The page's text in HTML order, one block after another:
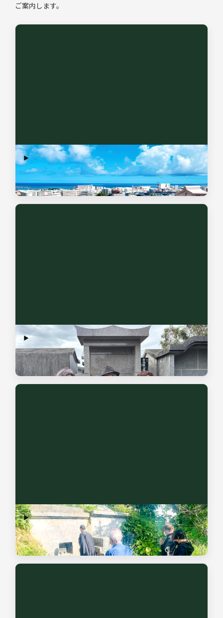
ご案内します。
お墓の建立・販売
お墓を建てるための土地をお持ちでない方へ、好立地で環境
の整った土地付きのお墓をご提案いたします。
お墓の修理
改修・補修のご相談も承っています。お見積もり・ご提案で
は、図面作成や見積提示まで進めます。
改葬サポート
お墓の引っ越しや、手続きが複雑な改葬をスムーズに進めら
れるよう手厚くサポートします。